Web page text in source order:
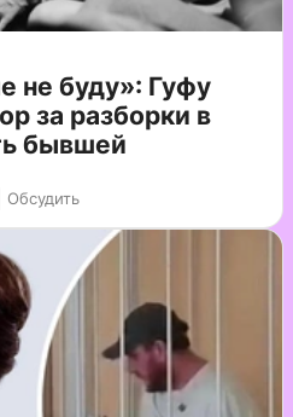
не буду»: Гуфу
за разборки в
бывшей
Обсудить